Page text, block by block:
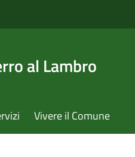
al Lambro
Vivere il Comune